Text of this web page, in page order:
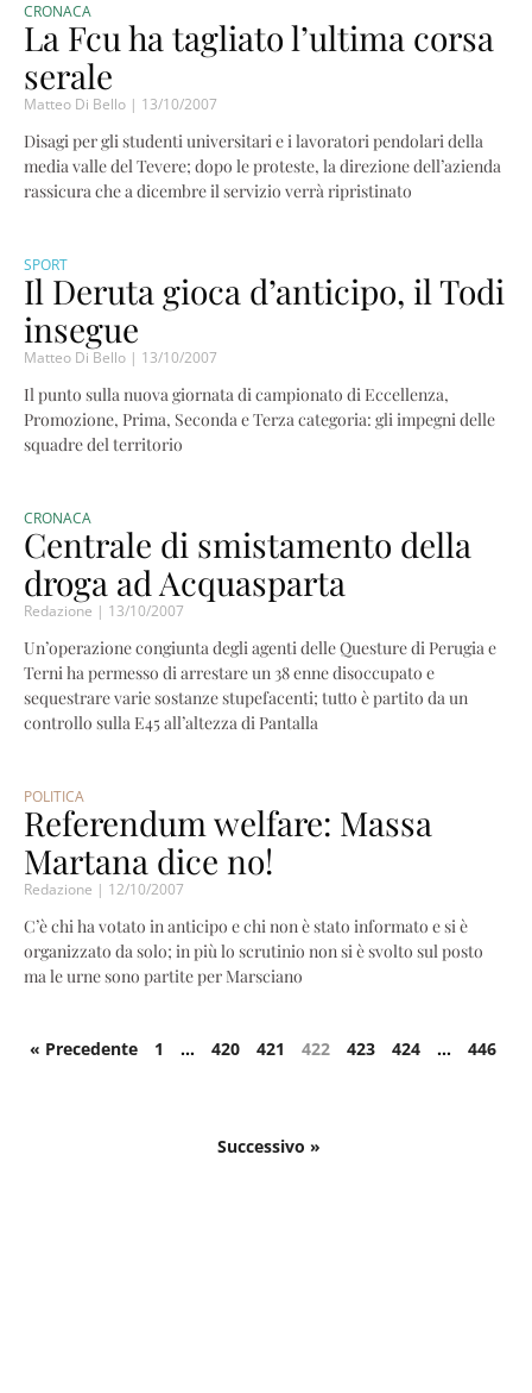
CRONACA
La Fcu ha tagliato l’ultima corsa
serale
Matteo Di Bello 13/10/2007
Disagi per gli studenti universitari e i lavoratori pendolari della
media valle del Tevere; dopo le proteste, la direzione dell’azienda
rassicura che a dicembre il servizio verrà ripristinato
SPORT
Il Deruta gioca d’anticipo, il Todi
insegue
Matteo Di Bello 13/10/2007
Il punto sulla nuova giornata di campionato di Eccellenza,
Promozione, Prima, Seconda e Terza categoria: gli impegni delle
squadre del territorio
CRONACA
Centrale di smistamento della
droga ad Acquasparta
Redazione 13/10/2007
Un’operazione congiunta degli agenti delle Questure di Perugia e
Terni ha permesso di arrestare un 38 enne disoccupato e
sequestrare varie sostanze stupefacenti; tutto è partito da un
controllo sulla E45 all’altezza di Pantalla
POLITICA
Referendum welfare: Massa
Martana dice no!
Redazione 12/10/2007
C’è chi ha votato in anticipo e chi non è stato informato e si è
organizzato da solo; in più lo scrutinio non si è svolto sul posto
ma le urne sono partite per Marsciano
« Precedente 1 … 420 421 422 423 424 … 446
Successivo »